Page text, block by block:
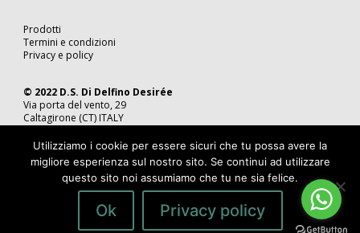
Prodotti
Termini e condizioni
Privacy e policy
© 2022 D.S. Di Delfino Desirée
Via porta del vento, 29
Caltagirone (CT) ITALY
P.IVA 05815350870
Utilizziamo i cookie per essere sicuri che tu possa avere la
migliore esperienza sul nostro sito. Se continui ad utilizzare
questo sito noi assumiamo che tu ne sia felice.
Ok Privacy policy